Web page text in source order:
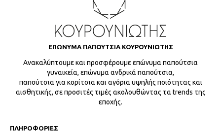
ΕΠΩΝΥΜΑ ΠΑΠΟΥΤΣΙΑ ΚΟΥΡΟΥΝΙΩΤΗΣ
Ανακαλύπτουμε και προσφέρουμε επώνυμα παπούτσια
γυναικεία, επώνυμα ανδρικά παπούτσια,
παπούτσια για κορίτσια και αγόρια υψηλής ποιότητας και
αισθητικής, σε προσιτές τιμές ακολουθώντας τα trends της
εποχής.
ΠΛΗΡΟΦΟΡΙΕΣ